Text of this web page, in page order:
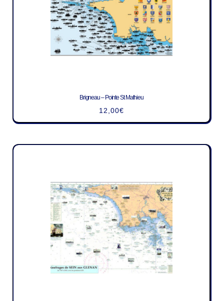
Brigneau – Pointe St Mathieu
12,00€